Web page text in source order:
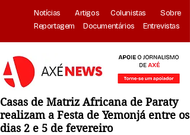
Notícias Artigos Colunistas
Sobre
Reportagem
Documentários Entrevistas
Casas de Matriz Africana de Paraty
realizam a Festa de Yemonjá entre os
dias 2 e 5 de fevereiro